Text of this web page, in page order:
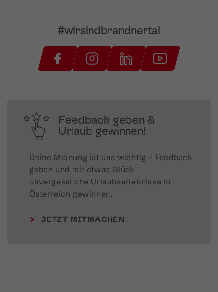
#wirsindbrandnertal
Feedback geben &
Urlaub gewinnen!
Deine Meinung ist uns wichtig – Feedback
geben und mit etwas Glück
unvergessliche Urlaubserlebnisse in
Österreich gewinnen.
JETZT MITMACHEN